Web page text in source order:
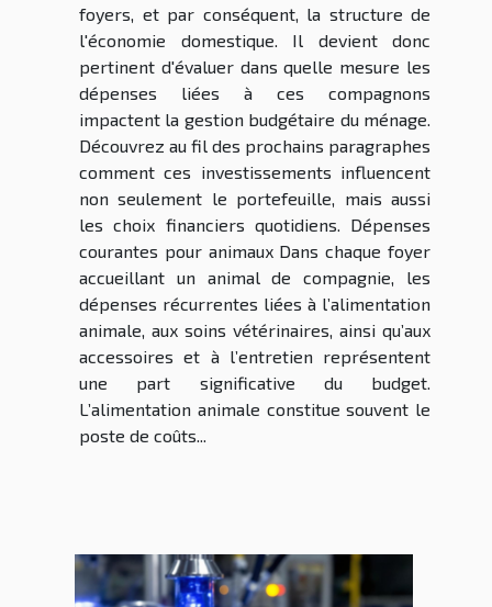
foyers, et par conséquent, la structure de
l'économie domestique. Il devient donc
pertinent d'évaluer dans quelle mesure les
dépenses liées à ces compagnons
impactent la gestion budgétaire du ménage.
Découvrez au fil des prochains paragraphes
comment ces investissements influencent
non seulement le portefeuille, mais aussi
les choix financiers quotidiens. Dépenses
courantes pour animaux Dans chaque foyer
accueillant un animal de compagnie, les
dépenses récurrentes liées à l’alimentation
animale, aux soins vétérinaires, ainsi qu’aux
accessoires et à l’entretien représentent
une part significative du budget.
L’alimentation animale constitue souvent le
poste de coûts...